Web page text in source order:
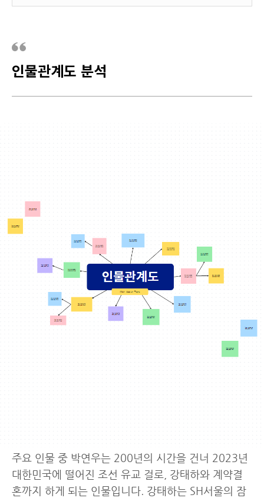
인물관계도 분석
주요 인물 중 박연우는 200년의 시간을 건너 2023년
대한민국에 떨어진 조선 유교 걸로, 강태하와 계약결
혼까지 하게 되는 인물입니다. 강태하는 SH서울의 잠